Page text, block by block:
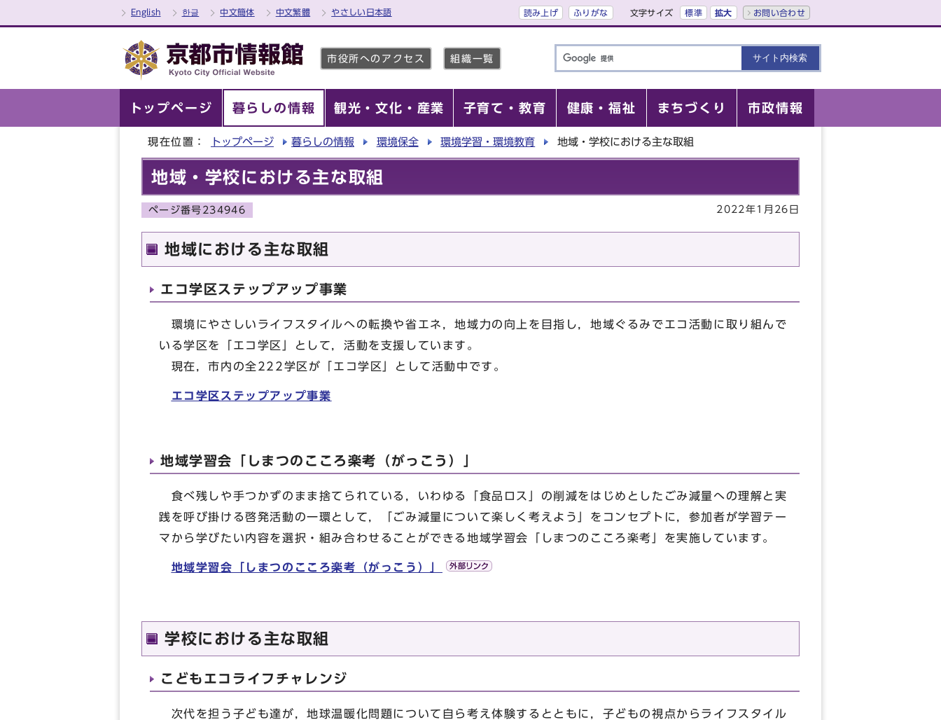
English 한글 中文簡体 中文繁體 やさしい日本語 読み上げ ふりがな 文字サイズ 標準 拡大 お問い合わせ
市役所へのアクセス 組織一覧
トップページ 暮らしの情報 観光・文化・産業 子育て・教育 健康・福祉 まちづくり 市政情報
現在位置： トップページ 暮らしの情報 環境保全 環境学習・環境教育 地域・学校における主な取組
地域・学校における主な取組
ページ番号234946 2022年1月26日
地域における主な取組
エコ学区ステップアップ事業
環境にやさしいライフスタイルへの転換や省エネ，地域力の向上を目指し，地域ぐるみでエコ活動に取り組んで
いる学区を「エコ学区」として，活動を支援しています。
現在，市内の全222学区が「エコ学区」として活動中です。
エコ学区ステップアップ事業
地域学習会「しまつのこころ楽考（がっこう）」
食べ残しや手つかずのまま捨てられている，いわゆる「食品ロス」の削減をはじめとしたごみ減量への理解と実
践を呼び掛ける啓発活動の一環として，「ごみ減量について楽しく考えよう」をコンセプトに，参加者が学習テー
マから学びたい内容を選択・組み合わせることができる地域学習会「しまつのこころ楽考」を実施しています。
地域学習会「しまつのこころ楽考（がっこう）」
学校における主な取組
こどもエコライフチャレンジ
次代を担う子ども達が，地球温暖化問題について自ら考え体験するとともに，子どもの視点からライフスタイル